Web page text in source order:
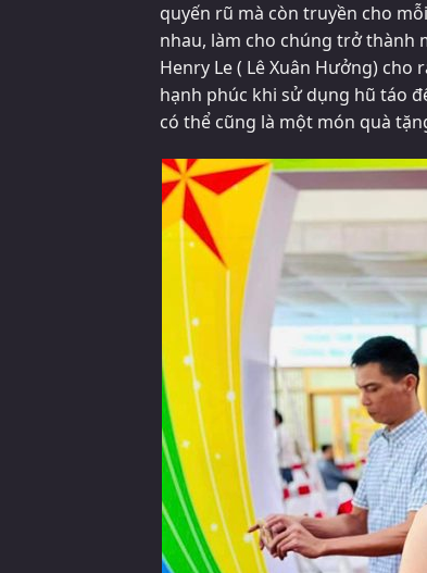
quyến rũ mà còn truyền cho
nhau, làm cho chúng trở thành
Henry Le ( Lê Xuân Hưởng)
hạnh phúc khi sử dụng hũ táo
có thể cũng là một món quà